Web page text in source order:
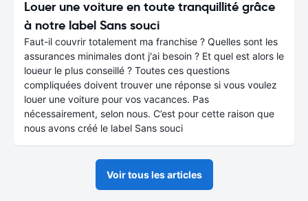
Louer une voiture en toute tranquillité grâce
à notre label Sans souci
Faut-il couvrir totalement ma franchise ? Quelles sont les
assurances minimales dont j'ai besoin ? Et quel est alors le
loueur le plus conseillé ? Toutes ces questions
compliquées doivent trouver une réponse si vous voulez
louer une voiture pour vos vacances. Pas
nécessairement, selon nous. C’est pour cette raison que
nous avons créé le label Sans souci
Voir tous les articles